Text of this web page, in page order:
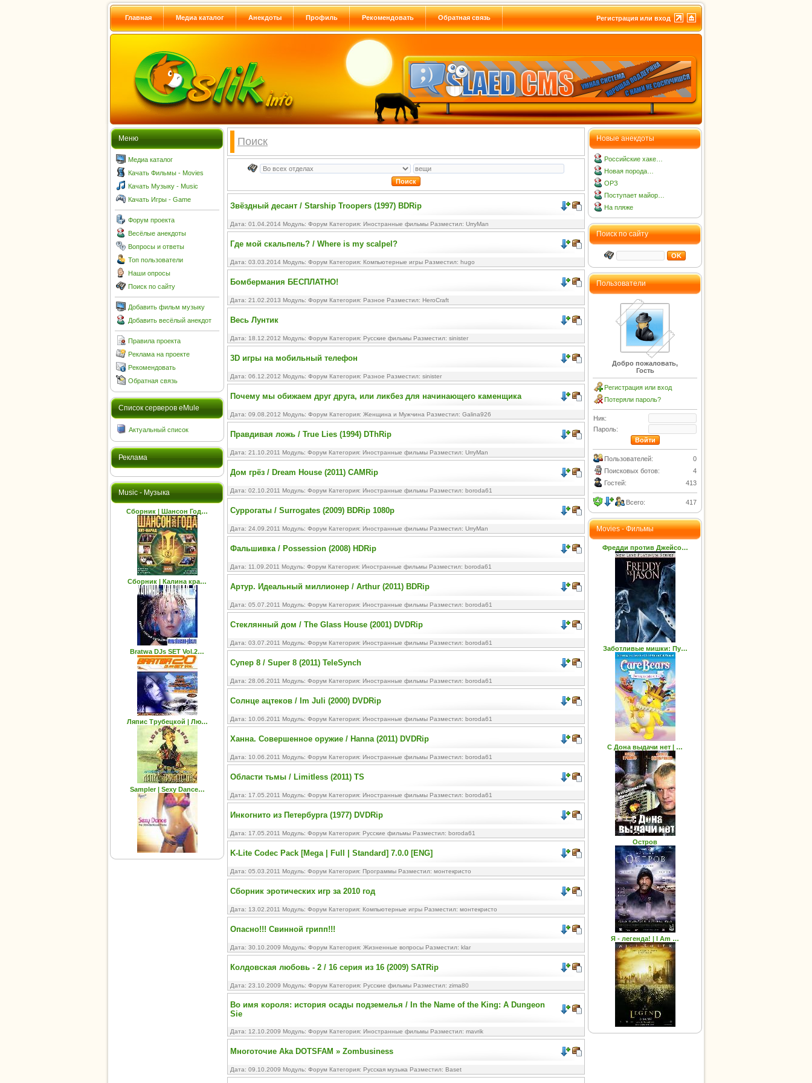
Регистрация или вход
Главная Медиа каталог Анекдоты Профиль Рекомендовать Обратная связь
Меню
Медиа каталог
Качать Фильмы - Movies
Качать Музыку - Music
Качать Игры - Game
Форум проекта
Весёлые анекдоты
Вопросы и ответы
Топ пользователи
Наши опросы
Поиск по сайту
Добавить фильм музыку
Добавить весёлый анекдот
Правила проекта
Реклама на проекте
Рекомендовать
Обратная связь
Cписок серверов eMule
Актуальный список
Реклама
Music - Музыка
Сборник | Шансон Год…
Сборник | Калина кра…
Bratwa DJs SET Vol.2…
Ляпис Трубецкой | Лю…
Sampler | Sexy Dance…
Поиск
Звёздный десант / Starship Troopers (1997) BDRip
Дата: 01.04.2014 Модуль: Форум Категория: Иностранные фильмы Разместил: UrryMan
Где мой скальпель? / Where is my scalpel?
Дата: 03.03.2014 Модуль: Форум Категория: Компьютерные игры Разместил: hugo
Бомбермания БЕСПЛАТНО!
Дата: 21.02.2013 Модуль: Форум Категория: Разное Разместил: HeroCraft
Весь Лунтик
Дата: 18.12.2012 Модуль: Форум Категория: Русские фильмы Разместил: sinister
3D игры на мобильный телефон
Дата: 06.12.2012 Модуль: Форум Категория: Разное Разместил: sinister
Почему мы обижаем друг друга, или ликбез для начинающего каменщика
Дата: 09.08.2012 Модуль: Форум Категория: Женщина и Мужчина Разместил: Galina926
Правдивая ложь / True Lies (1994) DThRip
Дата: 21.10.2011 Модуль: Форум Категория: Иностранные фильмы Разместил: UrryMan
Дом грёз / Dream House (2011) CAMRip
Дата: 02.10.2011 Модуль: Форум Категория: Иностранные фильмы Разместил: boroda61
Суррогаты / Surrogates (2009) BDRip 1080p
Дата: 24.09.2011 Модуль: Форум Категория: Иностранные фильмы Разместил: UrryMan
Фальшивка / Possession (2008) HDRip
Дата: 11.09.2011 Модуль: Форум Категория: Иностранные фильмы Разместил: boroda61
Артур. Идеальный миллионер / Arthur (2011) BDRip
Дата: 05.07.2011 Модуль: Форум Категория: Иностранные фильмы Разместил: boroda61
Стеклянный дом / The Glass House (2001) DVDRip
Дата: 03.07.2011 Модуль: Форум Категория: Иностранные фильмы Разместил: boroda61
Супер 8 / Super 8 (2011) TeleSynch
Дата: 28.06.2011 Модуль: Форум Категория: Иностранные фильмы Разместил: boroda61
Солнце ацтеков / Im Juli (2000) DVDRip
Дата: 10.06.2011 Модуль: Форум Категория: Иностранные фильмы Разместил: boroda61
Ханна. Совершенное оружие / Hanna (2011) DVDRip
Дата: 10.06.2011 Модуль: Форум Категория: Иностранные фильмы Разместил: boroda61
Области тьмы / Limitless (2011) TS
Дата: 17.05.2011 Модуль: Форум Категория: Иностранные фильмы Разместил: boroda61
Инкогнито из Петербурга (1977) DVDRip
Дата: 17.05.2011 Модуль: Форум Категория: Русские фильмы Разместил: boroda61
K-Lite Codec Pack [Mega | Full | Standard] 7.0.0 [ENG]
Дата: 05.03.2011 Модуль: Форум Категория: Программы Разместил: монтекристо
Сборник эротических игр за 2010 год
Дата: 13.02.2011 Модуль: Форум Категория: Компьютерные игры Разместил: монтекристо
Опасно!!! Свинной грипп!!!
Дата: 30.10.2009 Модуль: Форум Категория: Жизненные вопросы Разместил: klar
Колдовская любовь - 2 / 16 серия из 16 (2009) SATRip
Дата: 23.10.2009 Модуль: Форум Категория: Русские фильмы Разместил: zima80
Во имя короля: история осады подземелья / In the Name of the King: A Dungeon
Sie
Дата: 12.10.2009 Модуль: Форум Категория: Иностранные фильмы Разместил: mavrik
Многоточие Aka DOTSFAM » Zombusiness
Дата: 09.10.2009 Модуль: Форум Категория: Русская музыка Разместил: Baset
Новые анекдоты
Российские хаке…
Новая порода…
ОРЗ
Поступает майор…
На пляже
Поиск по сайту
Пользователи
Добро пожаловать,
Гость
Регистрация или вход
Потеряли пароль?
Ник:
Пароль:
Пользователей:
0
Поисковых ботов:
4
Гостей:
413
Всего: 417
Movies - Фильмы
Фредди против Джейсо…
Заботливые мишки: Пу…
С Дона выдачи нет | …
Остров
Я - легенда! | I Am …